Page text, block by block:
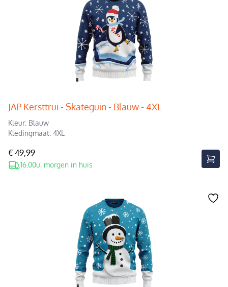
JAP Kersttrui - Skateguïn - Blauw - 4XL
Kleur: Blauw
Kledingmaat: 4XL
€ 49,99
16.00u, morgen in huis